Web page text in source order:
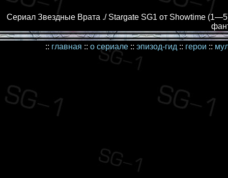
Сериал Звездные Врата ./ Stargate SG1 от Showtime
:: главная :: о сериале:: эпизод-гид :: герои ::